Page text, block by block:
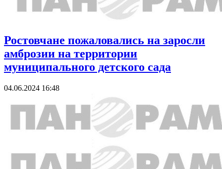
Ростовчане пожаловались на заросли
амброзии на территории
муниципального детского сада
04.06.2024 16:48